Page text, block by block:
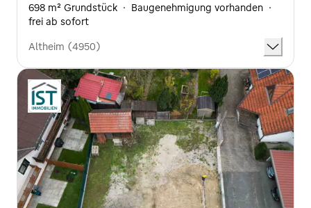
698 m² Grundstück · Baugenehmigung vorhanden ·
frei ab sofort
Altheim (4950)